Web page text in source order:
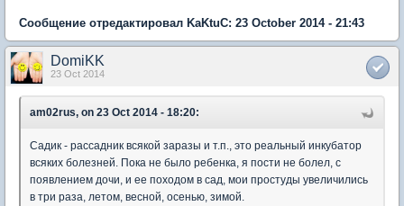
Сообщение отредактировал KaKtuC: 23 October 2014 - 21:43
DomiKK
23 Oct 2014
am02rus, on 23 Oct 2014 - 18:20:
Садик - рассадник всякой заразы и т.п., это реальный инкубатор
всяких болезней. Пока не было ребенка, я пости не болел, с
появлением дочи, и ее походом в сад, мои простуды увеличились
в три раза, летом, весной, осенью, зимой.